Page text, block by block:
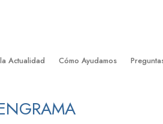
Actualidad Cómo Ayudamos
Applied Scholastics